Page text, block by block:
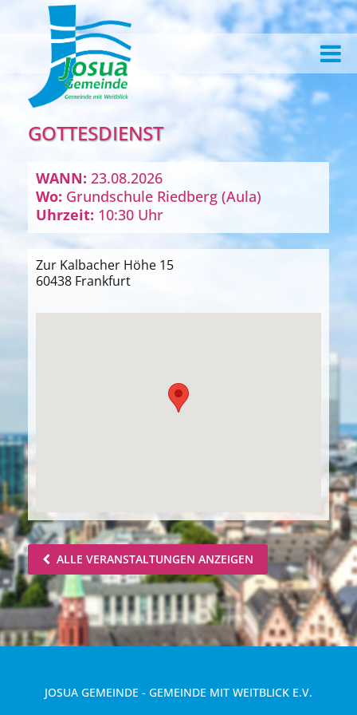
GOTTESDIENST
WANN: 23.08.2026
Wo: Grundschule Riedberg (Aula)
Uhrzeit: 10:30 Uhr
Zur Kalbacher Höhe 15
60438 Frankfurt
ALLE VERANSTALTUNGEN ANZEIGEN
JOSUA GEMEINDE - GEMEINDE MIT WEITBLICK E.V.